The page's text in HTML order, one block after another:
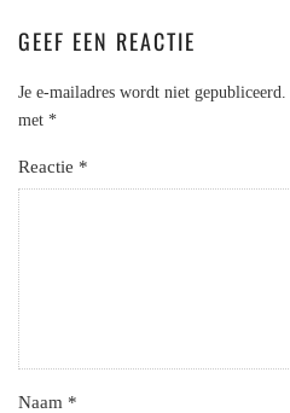
GEEF EEN REACTIE
Je e-mailadres wordt niet gepubliceerd.
met *
Reactie *
Naam *